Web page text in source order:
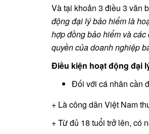
Và tại khoản 3 điều 3 văn
động đại lý bảo hiểm là
hợp đồng bảo hiểm và
quyền của doanh nghiệp
Điều kiện hoạt động đại
Đối với cá nhân cần
+ Là công dân Việt Nam
+ Từ đủ 18 tuổi trở lên, có